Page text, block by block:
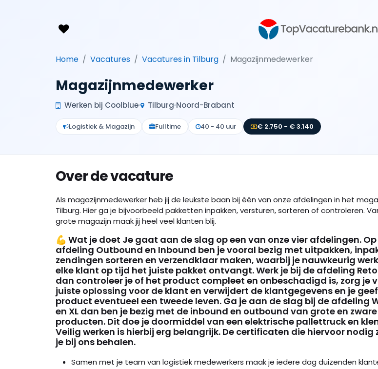
Home Vacatures Vacatures in Tilburg Magazijnmedewerker
Magazijnmedewerker
Werken bij Coolblue Tilburg Noord-Brabant
Logistiek & Magazijn Fulltime 40 - 40 uur € 2.750 - € 3.140
Over de vacature
Als magazijnmedewerker heb jij de leukste baan bij één van onze afdelingen in het
Tilburg. Hier ga je bijvoorbeeld pakketten inpakken, versturen, sorteren of controleren.
grote magazijn maak jij heel veel klanten blij.
💪 Wat je doet Je gaat aan de slag op een van onze vier afdelingen.
afdeling Outbound en Inbound ben je vooral bezig met uitpakken,
zendingen sorteren en verzendklaar maken, waarbij je nauwkeurig
elke klant op tijd het juiste pakket ontvangt. Werk je bij de afdeling
dan controleer je of het product compleet en onbeschadigd is, zorg je
juiste oplossing voor de klant en verwijdert de klantgegevens en je
product eventueel een tweede leven. Ga je aan de slag bij de afdeling
en XL dan ben je bezig met de inbound en outbound van grote en zware
producten. Dit doe je doormiddel van een elektrische pallettruck en
Veilig werken is hierbij erg belangrijk. De certificaten die hiervoor nodig
je bij ons behalen.
Samen met je team van logistiek medewerkers maak je iedere dag duizenden